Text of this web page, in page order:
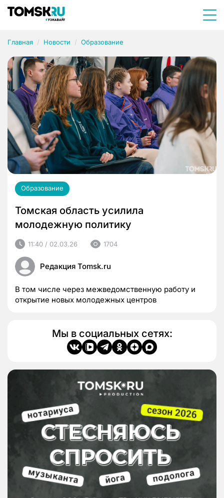
Главная Новости Образование
Образование
Томская область усилила
молодежную политику
11:40 / 02.03.26 1704
Редакция Tomsk.ru
В том числе через межведомственную работу и
открытие новых молодежных центров
Мы в социальных сетях: